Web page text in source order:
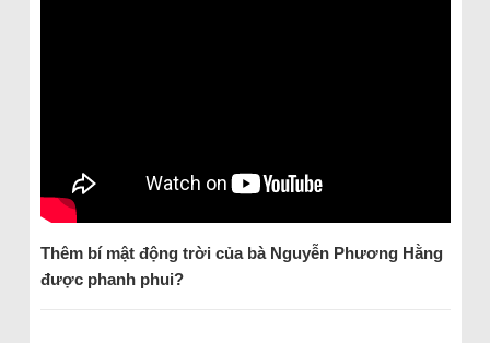
Thêm bí mật động trời của bà Nguyễn Phương Hằng
được phanh phui?